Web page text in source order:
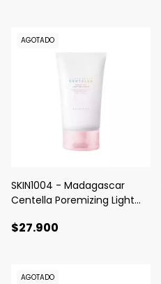
AGOTADO
SKIN1004 - Madagascar
Centella Poremizing Light
$27.900
AGOTADO